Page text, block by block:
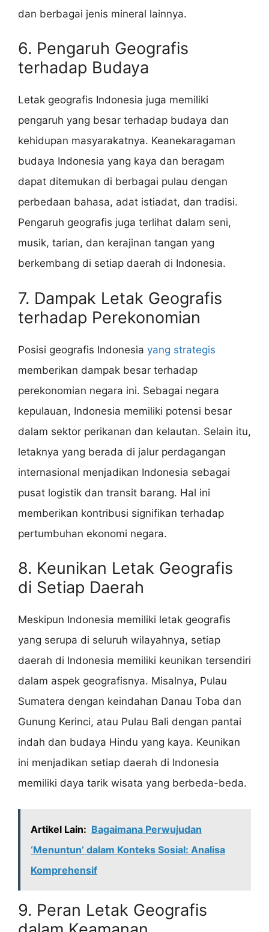
dan berbagai jenis mineral lainnya.
6. Pengaruh Geografis
terhadap Budaya
Letak geografis Indonesia juga memiliki
pengaruh yang besar terhadap budaya dan
kehidupan masyarakatnya. Keanekaragaman
budaya Indonesia yang kaya dan beragam
dapat ditemukan di berbagai pulau dengan
perbedaan bahasa, adat istiadat, dan tradisi.
Pengaruh geografis juga terlihat dalam seni,
musik, tarian, dan kerajinan tangan yang
berkembang di setiap daerah di Indonesia.
7. Dampak Letak Geografis
terhadap Perekonomian
Posisi geografis Indonesia yang strategis
memberikan dampak besar terhadap
perekonomian negara ini. Sebagai negara
kepulauan, Indonesia memiliki potensi besar
dalam sektor perikanan dan kelautan. Selain itu,
letaknya yang berada di jalur perdagangan
internasional menjadikan Indonesia sebagai
pusat logistik dan transit barang. Hal ini
memberikan kontribusi signifikan terhadap
pertumbuhan ekonomi negara.
8. Keunikan Letak Geografis
di Setiap Daerah
Meskipun Indonesia memiliki letak geografis
yang serupa di seluruh wilayahnya, setiap
daerah di Indonesia memiliki keunikan tersendiri
dalam aspek geografisnya. Misalnya, Pulau
Sumatera dengan keindahan Danau Toba dan
Gunung Kerinci, atau Pulau Bali dengan pantai
indah dan budaya Hindu yang kaya. Keunikan
ini menjadikan setiap daerah di Indonesia
memiliki daya tarik wisata yang berbeda-beda.
Artikel Lain: Bagaimana Perwujudan
‘Menuntun’ dalam Konteks Sosial: Analisa
Komprehensif
9. Peran Letak Geografis